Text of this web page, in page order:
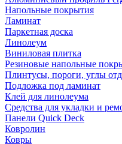
Напольные покрытия
Ламинат
Паркетная доска
Линолеум
Виниловая плитка
Резиновые напольные
Плинтусы, пороги, углы
Подложка под ламинат
Клей для линолеума
Средства для укладки и
Панели Quick Deck
Ковролин
Ковры